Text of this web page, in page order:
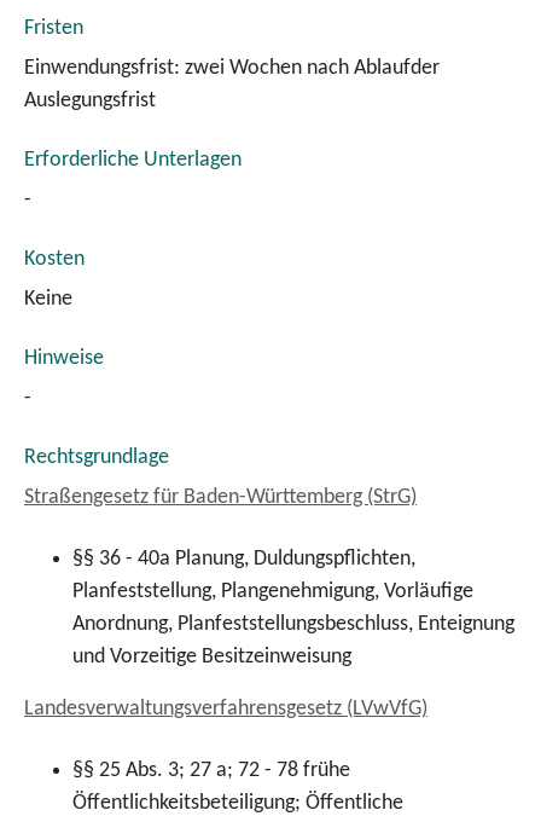
Fristen
Einwendungsfrist: zwei Wochen nach Ablaufder
Auslegungsfrist
Erforderliche Unterlagen
-
Kosten
Keine
Hinweise
-
Rechtsgrundlage
Straßengesetz für Baden-Württemberg (StrG)
§§ 36 - 40a Planung, Duldungspflichten,
Planfeststellung, Plangenehmigung, Vorläufige
Anordnung, Planfeststellungsbeschluss, Enteignung
und Vorzeitige Besitzeinweisung
Landesverwaltungsverfahrensgesetz (LVwVfG)
§§ 25 Abs. 3; 27 a; 72 - 78 frühe
Öffentlichkeitsbeteiligung; Öffentliche